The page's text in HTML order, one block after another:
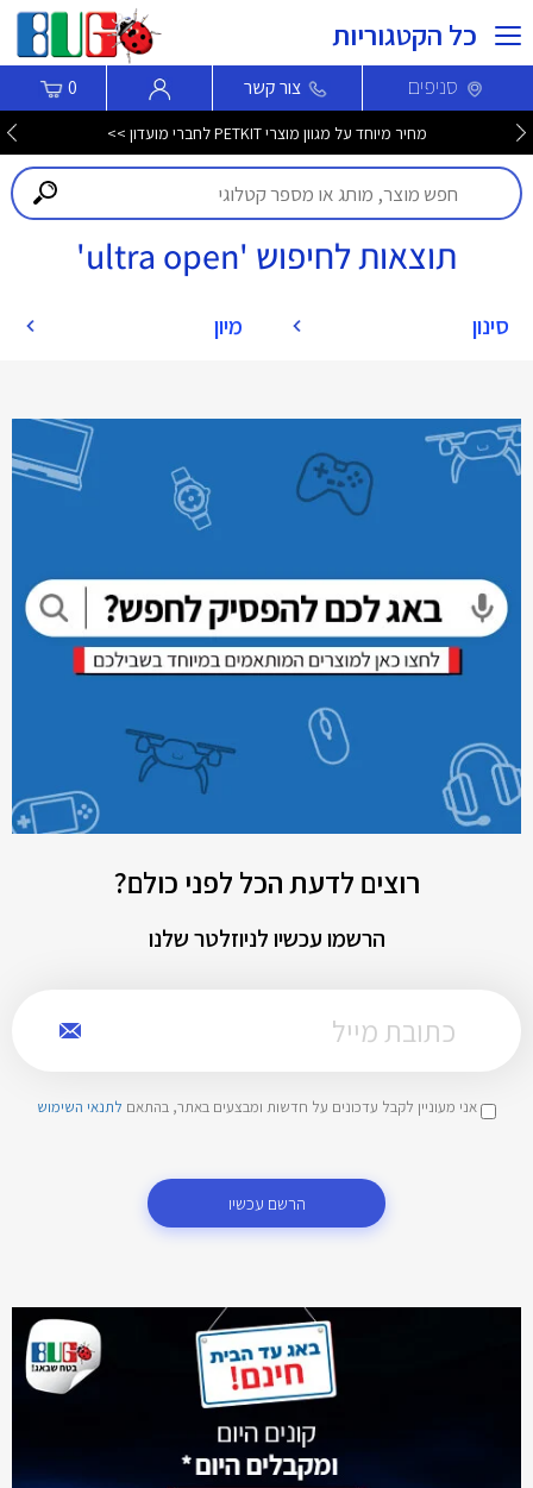
כל הקטגוריות
סניפים צור קשר 0
מחיר מיוחד על מגוון מוצרי PETKIT לחברי מועדון >>
תוצאות לחיפוש 'ultra open'
סינון מיון
רוצים לדעת הכל לפני כולם?
הרשמו עכשיו לניוזלטר שלנו
אני מעוניין לקבל עדכונים על חדשות ומבצעים באתר, בהתאם לתנאי השימוש
הרשם עכשיו